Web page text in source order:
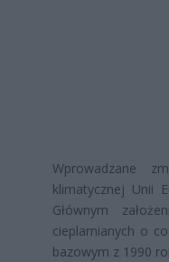
Wprowadzane
klimatycznej Unii
Głównym
cieplarnianych o
bazowym z 1990